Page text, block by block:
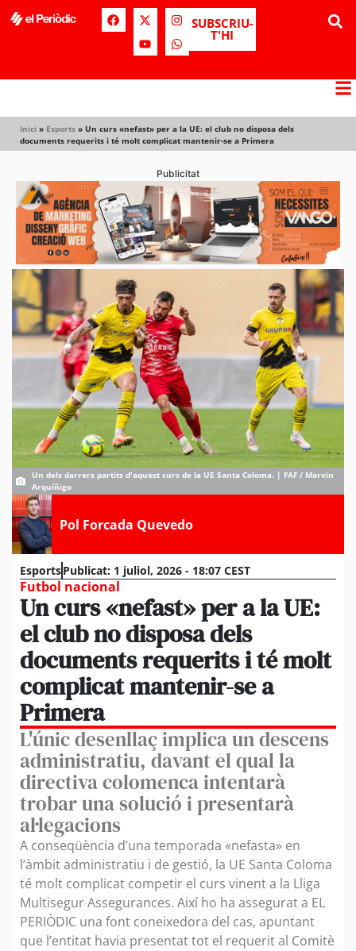
SUBSCRIU-
T'HI
Inici » Esports » Un curs «nefast» per a la UE: el club no disposa dels
documents requerits i té molt complicat mantenir-se a Primera
Publicitat
Un dels darrers partits d'aquest curs de la UE Santa Coloma. | FAF / Marvin
Arquíñigo
Pol Forcada Quevedo
EsportsPublicat: 1 juliol, 2026 - 18:07 CEST
Futbol nacional
Un curs «nefast» per a la UE:
el club no disposa dels
documents requerits i té molt
complicat mantenir-se a
Primera
L'únic desenllaç implica un descens
administratiu, davant el qual la
directiva colomenca intentarà
trobar una solució i presentarà
al·legacions
A conseqüència d’una temporada «nefasta» en
l’àmbit administratiu i de gestió, la UE Santa Coloma
té molt complicat competir el curs vinent a la Lliga
Multisegur Assegurances. Així ho ha assegurat a EL
PERIÒDIC una font coneixedora del cas, apuntant
que l’entitat havia presentat tot el requerit al Comitè